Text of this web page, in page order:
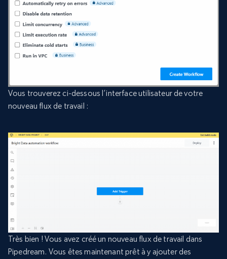
Vous trouverez ci-dessous l’interface utilisateur de votre
nouveau flux de travail :
Très bien ! Vous avez créé un nouveau flux de travail dans
Pipedream. Vous êtes maintenant prêt à y ajouter des